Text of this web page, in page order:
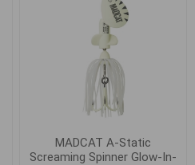
MADCAT A-Static
Screaming Spinner Glow-In-